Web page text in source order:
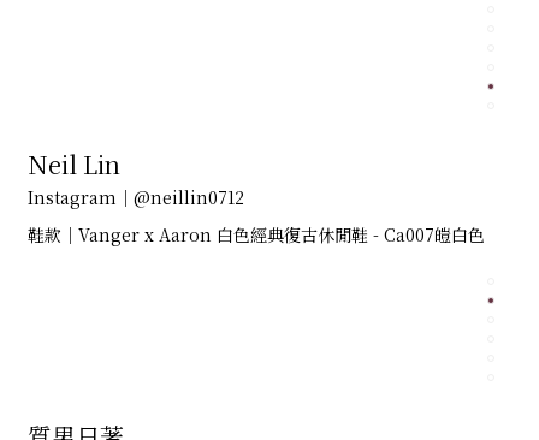
Neil Lin
Instagram｜@neillin0712
鞋款｜Vanger x Aaron 白色經典復古休閒鞋 - Ca007皚白色